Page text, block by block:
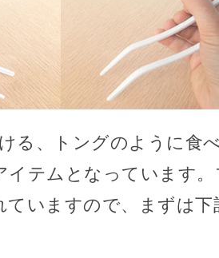
る、トングのように食
イテムとなっています
ていますので、まずは